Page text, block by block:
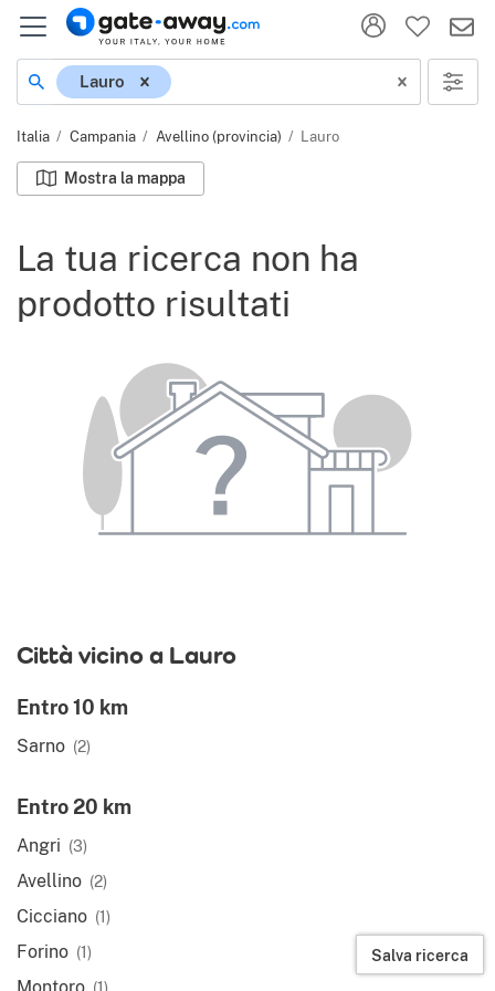
Località
Lauro
Italia Campania Avellino (provincia) Lauro
Mostra la mappa
La tua ricerca non ha
prodotto risultati
Città vicino a Lauro
Entro 10 km
Sarno (2)
Entro 20 km
Angri (3)
Avellino (2)
Cicciano (1)
Forino (1)
(1)
Salva ricerca